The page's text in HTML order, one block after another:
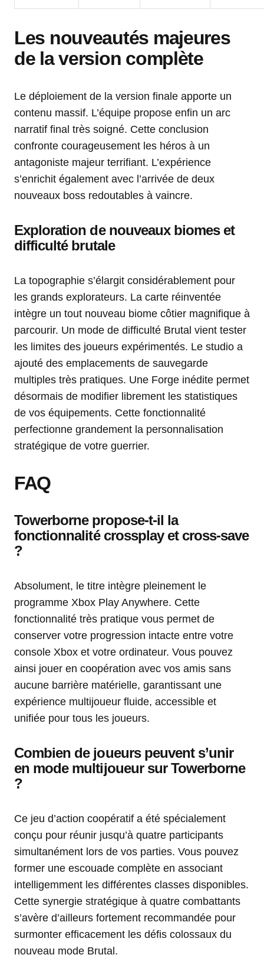
Les nouveautés majeures
de la version complète
Le déploiement de la version finale apporte un
contenu massif. L’équipe propose enfin un arc
narratif final très soigné. Cette conclusion
confronte courageusement les héros à un
antagoniste majeur terrifiant. L’expérience
s’enrichit également avec l’arrivée de deux
nouveaux boss redoutables à vaincre.
Exploration de nouveaux biomes et
difficulté brutale
La topographie s’élargit considérablement pour
les grands explorateurs. La carte réinventée
intègre un tout nouveau biome côtier magnifique à
parcourir. Un mode de difficulté Brutal vient tester
les limites des joueurs expérimentés. Le studio a
ajouté des emplacements de sauvegarde
multiples très pratiques. Une Forge inédite permet
désormais de modifier librement les statistiques
de vos équipements. Cette fonctionnalité
perfectionne grandement la personnalisation
stratégique de votre guerrier.
FAQ
Towerborne propose-t-il la
fonctionnalité crossplay et cross-save
?
Absolument, le titre intègre pleinement le
programme Xbox Play Anywhere. Cette
fonctionnalité très pratique vous permet de
conserver votre progression intacte entre votre
console Xbox et votre ordinateur. Vous pouvez
ainsi jouer en coopération avec vos amis sans
aucune barrière matérielle, garantissant une
expérience multijoueur fluide, accessible et
unifiée pour tous les joueurs.
Combien de joueurs peuvent s’unir
en mode multijoueur sur Towerborne
?
Ce jeu d’action coopératif a été spécialement
conçu pour réunir jusqu’à quatre participants
simultanément lors de vos parties. Vous pouvez
former une escouade complète en associant
intelligemment les différentes classes disponibles.
Cette synergie stratégique à quatre combattants
s’avère d’ailleurs fortement recommandée pour
surmonter efficacement les défis colossaux du
nouveau mode Brutal.